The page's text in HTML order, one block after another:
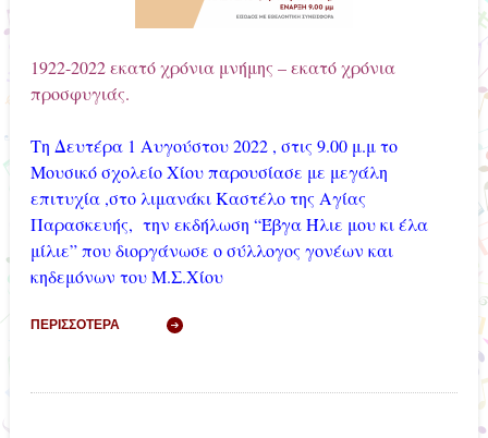
1922-2022 εκατό χρόνια μνήμης – εκατό χρόνια
προσφυγιάς.
Τη Δευτέρα 1 Αυγούστου 2022 , στις 9.00 μ.μ το
Μουσικό σχολείο Χίου παρουσίασε με μεγάλη
επιτυχία ,στο λιμανάκι Καστέλο της Αγίας
Παρασκευής, την εκδήλωση “Έβγα Ήλιε μου κι έλα
μίλιε” που διοργάνωσε ο σύλλογος γονέων και
κηδεμόνων του Μ.Σ.Χίου
ΠΕΡΙΣΣΌΤΕΡΑ